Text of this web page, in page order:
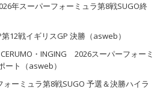
年スーパーフォーミュラ第8戦SUGO終
12戦イギリスGP 決勝（asweb）
CERUMO・INGING 2026スーパーフォーミ
ト（asweb）
ォーミュラ第8戦SUGO 予選＆決勝ハイラ